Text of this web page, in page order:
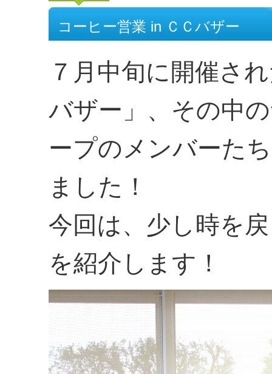
コーヒー営業 in ＣＣバザー
７月中旬に開催さ
バザー」、その中
ープのメンバーた
ました！
今回は、少し時を
を紹介します！